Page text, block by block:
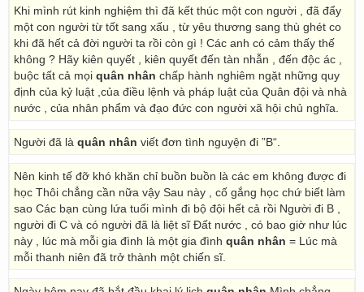
Khi mình rút kinh nghiệm thì đã kết thúc một con người , đã đẩy
một con người từ tốt sang xấu , từ yêu thương sang thù ghét co
khi đã hết cả đời người ta rồi còn gì ! Các anh có cảm thấy thế
không ? Hãy kiên quyết , kiên quyết đến tàn nhẫn , đến độc ác ,
buộc tất cả mọi quân nhân chấp hành nghiêm ngặt những quy
định của kỷ luật ,của điều lệnh và pháp luật của Quân đội và nhà
nước , của nhân phẩm và đạo đức con người xã hội chủ nghĩa.
Người đã là quân nhân viết đơn tình nguyện đi ”B“.
Nên kinh tế đỡ khó khăn chỉ buồn buồn là các em không được đi
học Thôi chẳng cần nữa vậy Sau này , cố gắng học chứ biết làm
sao Các bạn cùng lứa tuổi mình đi bộ đội hết cả rồi Người đi B ,
người đi C và có người đã là liệt sĩ Đất nước , có bao giờ như lúc
này , lúc mà mỗi gia đình là một gia đình quân nhân = Lúc mà
mỗi thanh niên đã trở thành một chiến sĩ.